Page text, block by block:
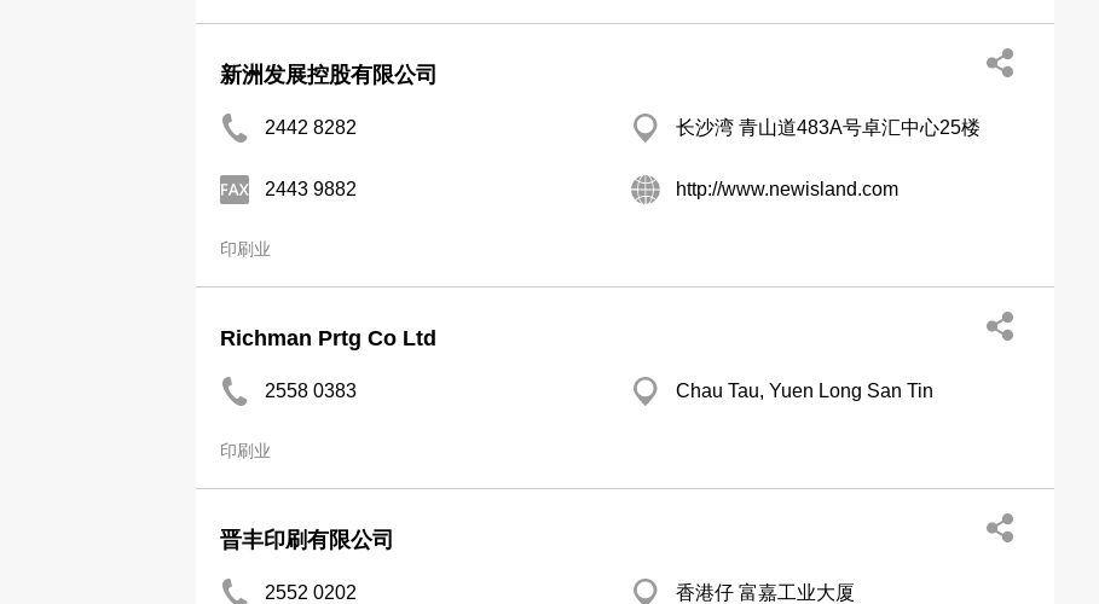
新洲发展控股有限公司
2442 8282 长沙湾 青山道483A号卓汇中心25楼
2443 9882 http://www.newisland.com
印刷业
Richman Prtg Co Ltd
2558 0383 Chau Tau, Yuen Long San Tin
印刷业
晋丰印刷有限公司
2552 0202 香港仔 富嘉工业大厦